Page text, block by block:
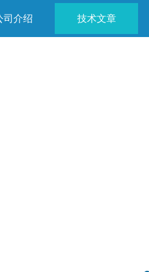
司介绍 技术文章